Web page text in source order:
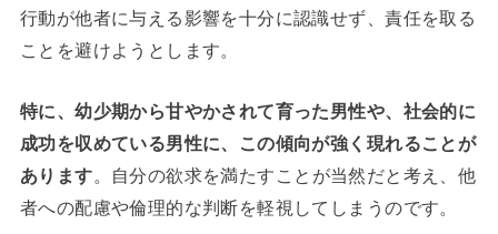
行動が他者に与える影響を十分に認識せず、責任を取る
ことを避けようとします。
特に、幼少期から甘やかされて育った男性や、社会的に
成功を収めている男性に、この傾向が強く現れることが
あります。自分の欲求を満たすことが当然だと考え、他
者への配慮や倫理的な判断を軽視してしまうのです。